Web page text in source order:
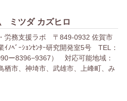
ミツダ カズヒロ
労務支援ラボ 〒849-0932 佐賀市
ﾉﾍﾞｰｼｮﾝｾﾝﾀｰ研究開発室5号 TEL：
ー8396−9367） 対応可能地域：
栖市、神埼市、武雄市、上峰町、み